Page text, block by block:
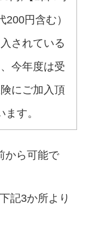
200円含む）
されている
今年度は受
にご加入頂
す。
から可能で
記3か所より